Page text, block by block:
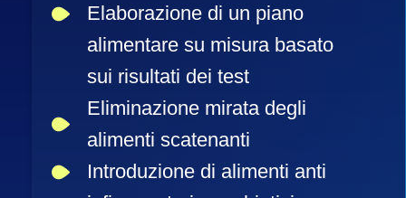
Elaborazione di un piano
alimentare su misura basato
sui risultati dei test
Eliminazione mirata degli
alimenti scatenanti
Introduzione di alimenti anti